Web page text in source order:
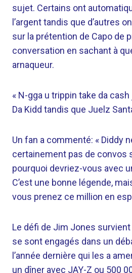
sujet. Certains ont
l’argent tandis que d’autres
sur la prétention de Capo de
conversation en sachant à
arnaqueur.
« N-gga u trippin take da
Da Kidd tandis que Juelz
Un fan a commenté: « Diddy
certainement pas de convos
pourquoi devriez-vous avec
C’est une bonne légende,
vous prenez ce million en
Le défi de Jim Jones
se sont engagés dans un
l’année dernière qui les a
un dîner avec JAY-Z ou 500